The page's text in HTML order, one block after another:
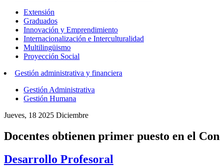
Extensión
Graduados
Innovación y Emprendimiento
Internacionalización e Interculturalidad
Multilingüismo
Proyección Social
Gestión administrativa y financiera
Gestión Administrativa
Gestión Humana
Jueves, 18 2025 Diciembre
Docentes obtienen primer puesto en el
Desarrollo Profesoral